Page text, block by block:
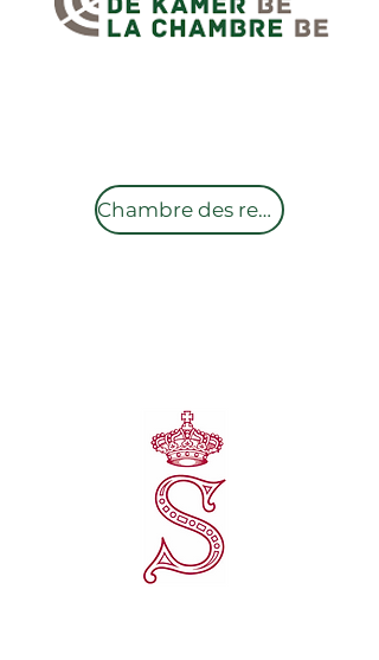
Chambre des représentants